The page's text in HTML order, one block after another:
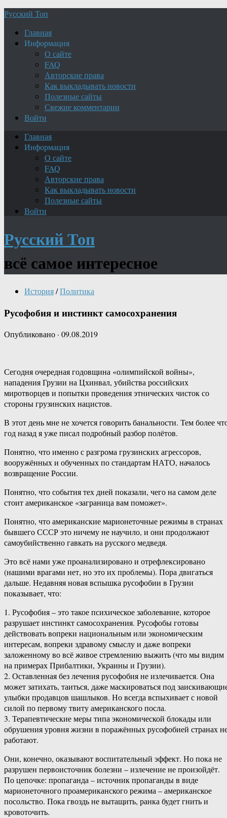
Русский Топ
Главная
Информация
О сайте
FAQ
Авторские права
Как выкладывать новости
Полезные сайты
Свежие комментарии
Войти
Главная
Информация
О сайте
FAQ
Авторские права
Как выкладывать новости
Полезные сайты
Войти
Русский Топ
всё самое интересное
История/Политика
Русофобия и инстинкт самосохранения
Опубликовано · 09.08.2019
Сегодня очередная годовщина «олимпийской войны»,
нападения Грузии на Цхинвал, убийства российских
миротворцев и попытки проведения этнических чисток со
стороны грузинских нацистов.
В этот день мне не хочется говорить банальности. Тем более
год назад я уже писал подробный разбор полётов.
Понятно, что именно с разгрома грузинских агрессоров,
вооружённых и обученных по стандартам НАТО, началось
возвращение России.
Понятно, что события тех дней показали, чего на самом деле
стоит американское «заграница вам поможет».
Понятно, что американские марионеточные режимы в странах
бывшего СССР это ничему не научило, и они продолжают
самоубийственно гавкать на русского медведя.
Это всё нами уже проанализировано и отрефлексировано
(нашими врагами нет, но это их проблемы). Пора двигаться
дальше. Недавняя новая вспышка русофобии в Грузии
показывает, что:
1. Русофобия – это такое психическое заболевание, которое
разрушает инстинкт самосохранения. Русофобы готовы
действовать вопреки национальным или экономическим
интересам, вопреки здравому смыслу и даже вопреки
заложенному во всё живое стремлению выжить (что мы видим
на примерах Прибалтики, Украины и Грузии).
2. Оставленная без лечения русофобия не излечивается. Она
может затихать, таиться, даже маскироваться под
улыбки продавцов шашлыков. Но всегда вспыхивает с новой
силой по первому твиту американского посла.
3. Терапевтические меры типа экономической блокады или
обрушения уровня жизни в поражённых русофобией странах
работают.
Они, конечно, оказывают воспитательный эффект. Но пока не
разрушен первоисточник болезни – излечение не произойдёт.
По цепочке: пропаганда – источник пропаганды в виде
марионеточного проамериканского режима – американское
посольство. Пока гвоздь не вытащить, ранка будет гнить и
кровоточить.